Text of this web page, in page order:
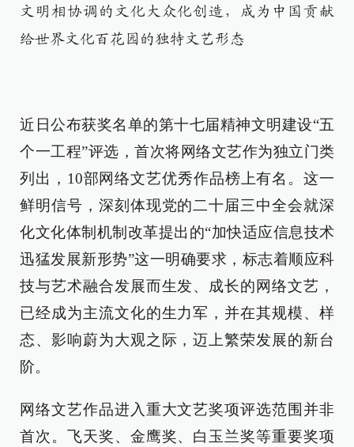
文明相协调的文化大众化创造，成为中国贡献
给世界文化百花园的独特文艺形态
近日公布获奖名单的第十七届精神文明建设“五
个一工程”评选，首次将网络文艺作为独立门类
列出，10部网络文艺优秀作品榜上有名。这一
鲜明信号，深刻体现党的二十届三中全会就深
化文化体制机制改革提出的“加快适应信息技术
迅猛发展新形势”这一明确要求，标志着顺应科
技与艺术融合发展而生发、成长的网络文艺，
已经成为主流文化的生力军，并在其规模、样
态、影响蔚为大观之际，迈上繁荣发展的新台
阶。
网络文艺作品进入重大文艺奖项评选范围并非
首次。飞天奖、金鹰奖、白玉兰奖等重要奖项